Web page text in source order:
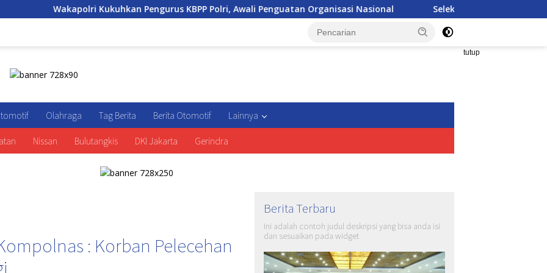
Kukuhkan Pengurus KBPP Polri, Awali Penguatan Organisasi Nasional
Seleksi Akpol 2026 Makin Modern, Nilai Ujian
tutup
Olahraga Tag Berita Berita Otomotif Lainnya
Nissan Bulutangkis DKI Jakarta Gerindra
: Korban Pelecehan
Berita Terbaru
Ini adalah contoh judul deskripsi yang bisa anda isi
dan sesuaikan pada widget